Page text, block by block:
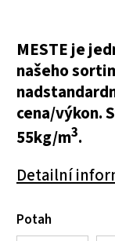
MESTE je
našeho
cena/výkon.
55kg/m3.
Detailní
Potah